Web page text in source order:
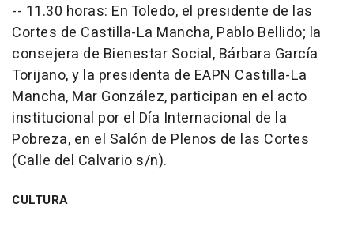
-- 11.30 horas: En Toledo, el presidente de las
Cortes de Castilla-La Mancha, Pablo Bellido; la
consejera de Bienestar Social, Bárbara García
Torijano, y la presidenta de EAPN Castilla-La
Mancha, Mar González, participan en el acto
institucional por el Día Internacional de la
Pobreza, en el Salón de Plenos de las Cortes
(Calle del Calvario s/n).
CULTURA